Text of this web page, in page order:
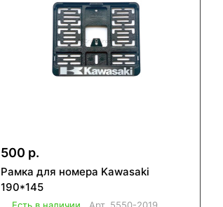
500 р.
Рамка для номера Kawasaki
190*145